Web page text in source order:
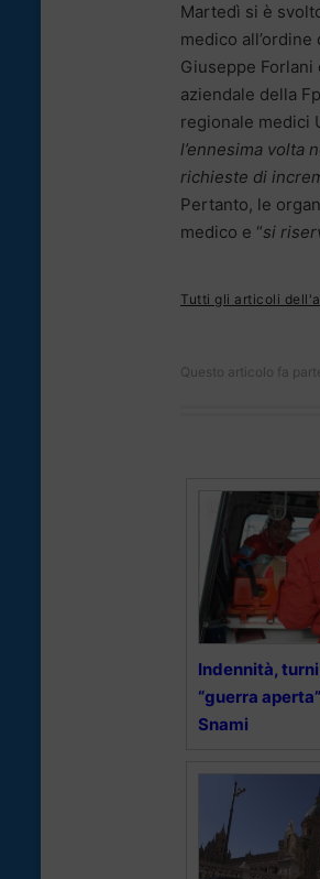
Martedì si è
medico
Giuseppe
aziendale della
regionale medici
l’ennesima volta
richieste di
Pertanto, le
medico e “si
Tutti gli articoli
Questo articolo fa
Indennità,
“guerra
Snami